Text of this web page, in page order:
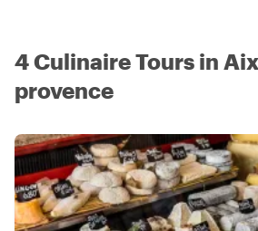
4 Culinaire Tours in
provence